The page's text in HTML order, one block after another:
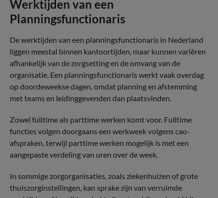
Werktijden van een
Planningsfunctionaris
De werktijden van een planningsfunctionaris in Nederland
liggen meestal binnen kantoortijden, maar kunnen variëren
afhankelijk van de zorgsetting en de omvang van de
organisatie. Een planningsfunctionaris werkt vaak overdag
op doordeweekse dagen, omdat planning en afstemming
met teams en leidinggevenden dan plaatsvinden.
Zowel fulltime als parttime werken komt voor. Fulltime
functies volgen doorgaans een werkweek volgens cao-
afspraken, terwijl parttime werken mogelijk is met een
aangepaste verdeling van uren over de week.
In sommige zorgorganisaties, zoals ziekenhuizen of grote
thuiszorginstellingen, kan sprake zijn van verruimde